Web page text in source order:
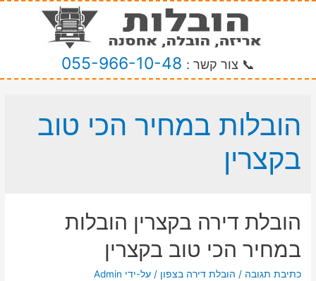
📞 צור קשר : 055-966-10-48
הובלות במחיר הכי טוב
בקצרין
הובלת דירה בקצרין הובלות
במחיר הכי טוב בקצרין
כתיבת תגובה / הובלת דירה בצפון / על-ידי Admin